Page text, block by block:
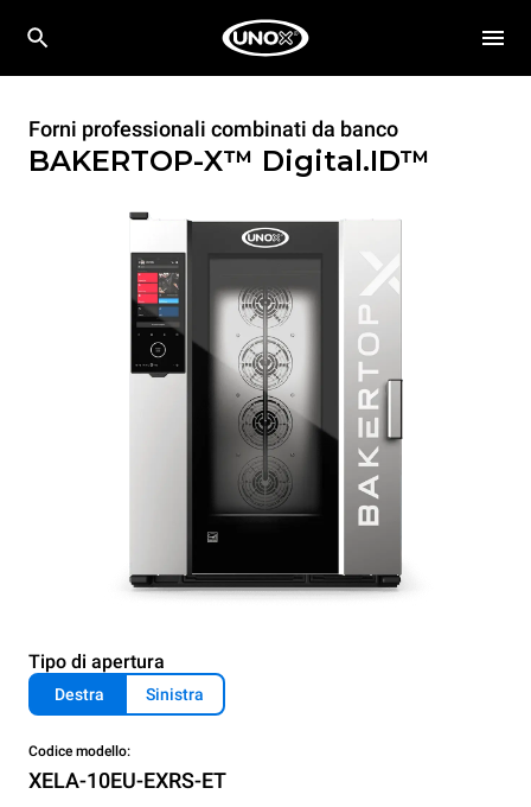
Forni professionali combinati da banco
BAKERTOP-X™ Digital.ID™
Tipo di apertura
Destra Sinistra
Codice modello:
XELA-10EU-EXRS-ET